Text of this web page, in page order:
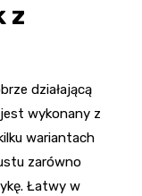
z
działającą
wykonany z
wariantach
zarówno
Łatwy w